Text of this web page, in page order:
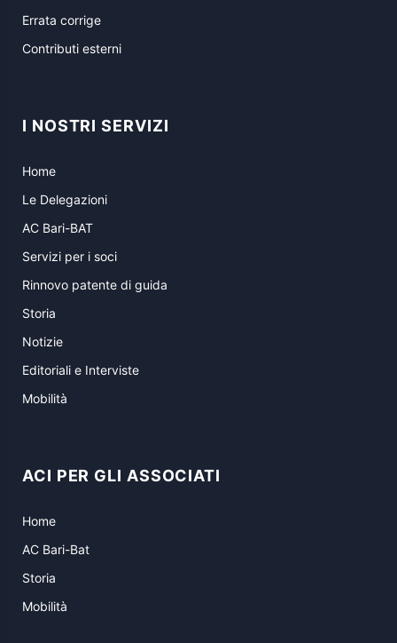
Errata corrige
Contributi esterni
I NOSTRI SERVIZI
Home
Le Delegazioni
AC Bari-BAT
Servizi per i soci
Rinnovo patente di guida
Storia
Notizie
Editoriali e Interviste
Mobilità
ACI PER GLI ASSOCIATI
Home
AC Bari-Bat
Storia
Mobilità